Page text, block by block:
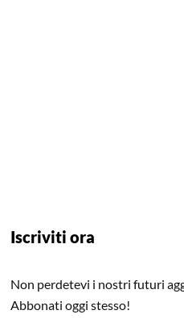
Iscriviti ora
Non perdetevi i nostri futuri
Abbonati oggi stesso!